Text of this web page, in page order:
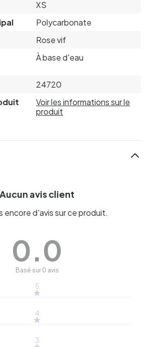
XS
Polycarbonate
Rose vif
À base d'eau
24720
Voir les informations sur le
produit
Aucun avis client
encore d'avis sur ce produit.
0.0
Basé sur 0 avis
5
4
3